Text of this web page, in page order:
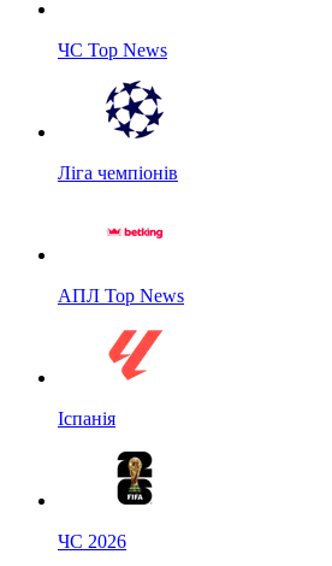
ЧС Top News
Ліга чемпіонів
АПЛ Top News
Іспанія
ЧС 2026